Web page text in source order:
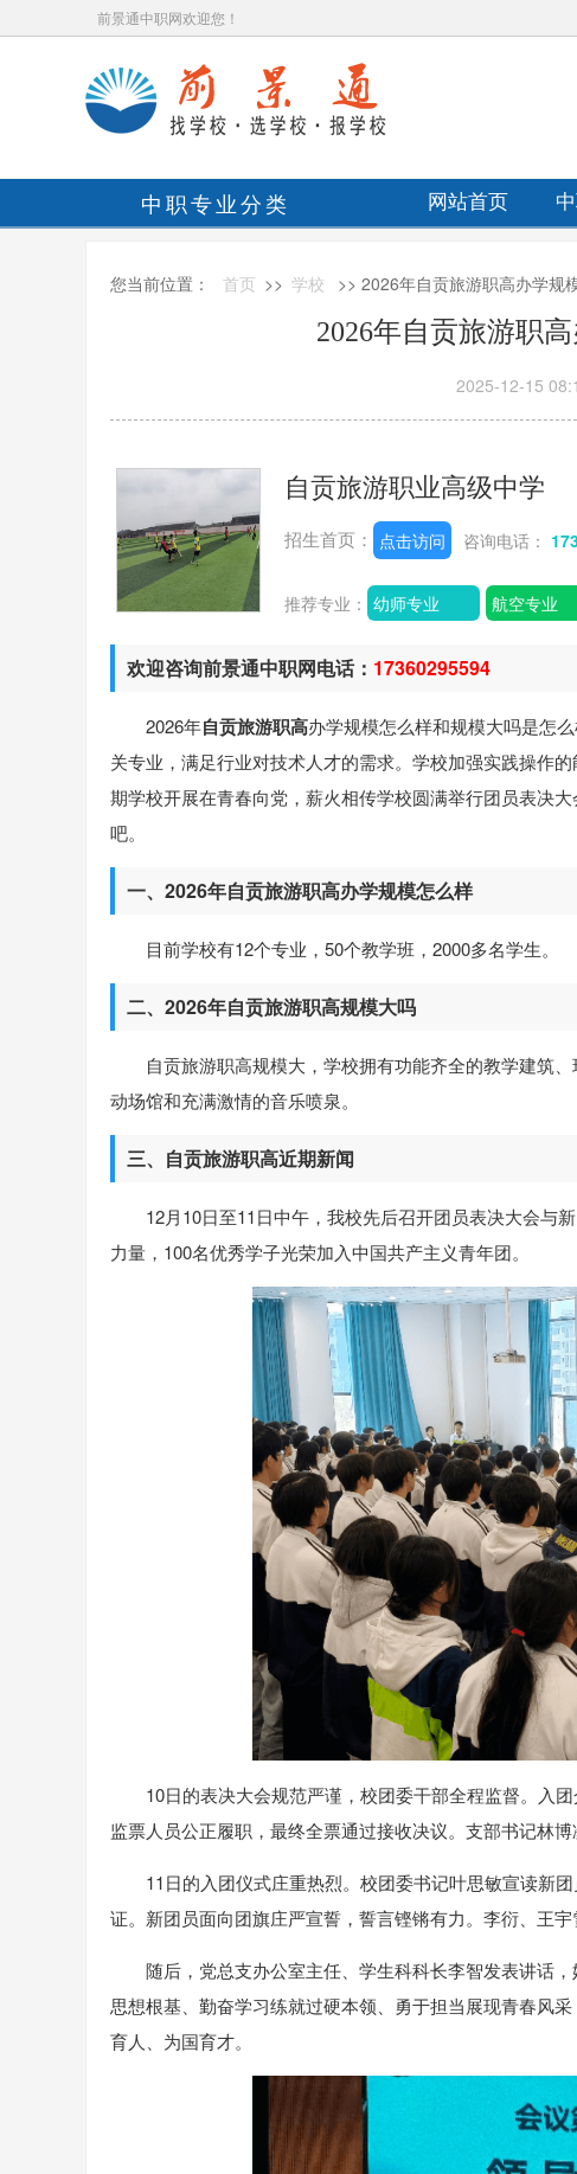
前景通中职网欢迎您！
中职专业分类 网站首页
您当前位置： 首页 >> 学校 >> 2026年自贡旅游职高办学规
2026年自贡旅游职
2025-12-15
自贡旅游职业高级中学
招生首页： 点击访问 咨询电话：
推荐专业： 幼师专业 航空专业
欢迎咨询前景通中职网电话： 17360295594
2026年自贡旅游职高办学规模怎么样和规模大吗是怎
关专业，满足行业对技术人才的需求。学校加强实践操作
期学校开展在青春向党，薪火相传学校圆满举行团员表决
吧。
一、2026年自贡旅游职高办学规模怎么样
目前学校有12个专业，50个教学班，2000多名学生。
二、2026年自贡旅游职高规模大吗
自贡旅游职高规模大，学校拥有功能齐全的教学建筑
动场馆和充满激情的音乐喷泉。
三、自贡旅游职高近期新闻
12月10日至11日中午，我校先后召开团员表决大会与
力量，100名优秀学子光荣加入中国共产主义青年团。
10日的表决大会规范严谨，校团委干部全程监督。入
监票人员公正履职，最终全票通过接收决议。支部书记林
11日的入团仪式庄重热烈。校团委书记叶思敏宣读新
证。新团员面向团旗庄严宣誓，誓言铿锵有力。李衍、王
随后，党总支办公室主任、学生科科长李智发表讲话
思想根基、勤奋学习练就过硬本领、勇于担当展现青春风
育人、为国育才。